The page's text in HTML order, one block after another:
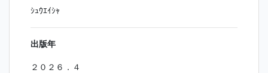
ｼｭｳｴｲｼｬ
出版年
２０２６．４